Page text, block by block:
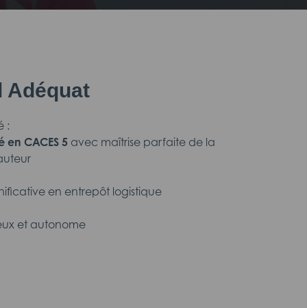
Adéquat
:
en CACES 5 avec maîtrise parfaite de la
en entrepôt logistique
et autonome